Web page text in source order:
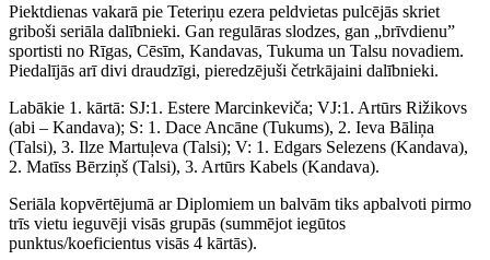
Piektdienas vakarā pie Teteriņu ezera peldvietas pulcējās skriet
griboši seriāla dalībnieki. Gan regulāras slodzes, gan „brīvdienu”
sportisti no Rīgas, Cēsīm, Kandavas, Tukuma un Talsu novadiem.
Piedalījās arī divi draudzīgi, pieredzējuši četrkājaini dalībnieki.
Labākie 1. kārtā: SJ:1. Estere Marcinkeviča; VJ:1. Artūrs Rižikovs
(abi – Kandava); S: 1. Dace Ancāne (Tukums), 2. Ieva Bāliņa
(Talsi), 3. Ilze Martuļeva (Talsi); V: 1. Edgars Selezens (Kandava),
2. Matīss Bērziņš (Talsi), 3. Artūrs Kabels (Kandava).
Seriāla kopvērtējumā ar Diplomiem un balvām tiks apbalvoti pirmo
trīs vietu ieguvēji visās grupās (summējot iegūtos
punktus/koeficientus visās 4 kārtās).